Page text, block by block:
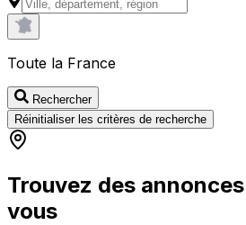
Toute la France
Rechercher
Réinitialiser les critères de recherche
Trouvez des
vous